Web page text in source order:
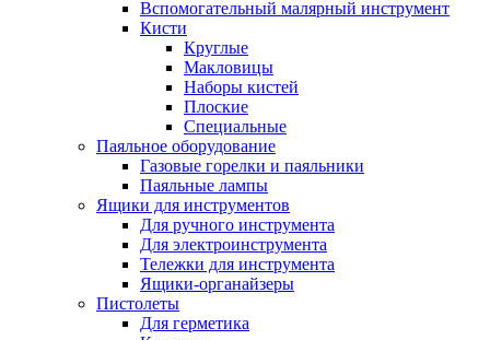
Вспомогательный малярный инструмент
Кисти
Круглые
Макловицы
Наборы кистей
Плоские
Специальные
Паяльное оборудование
Газовые горелки и паяльники
Паяльные лампы
Ящики для инструментов
Для ручного инструмента
Для электроинструмента
Тележки для инструмента
Ящики-органайзеры
Пистолеты
Для герметика